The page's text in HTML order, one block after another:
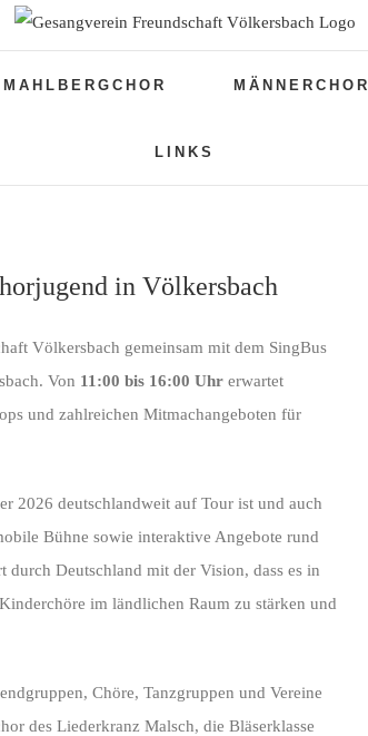
MAHLBERGCHOR MÄNNERCHOR
LINKS
in Völkersbach
Völkersbach gemeinsam mit dem SingBus
Von 11:00 bis 16:00 Uhr erwartet
und zahlreichen Mitmachangeboten für
2026 deutschlandweit auf Tour ist und auch
Bühne sowie interaktive Angebote rund
durch Deutschland mit der Vision, dass es in
im ländlichen Raum zu stärken und
Chöre, Tanzgruppen und Vereine
des Liederkranz Malsch, die Bläserklasse